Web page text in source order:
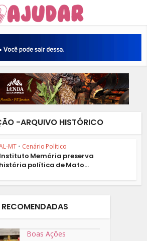
-ARQUIVO HISTÓRICO
MT • Cenário Político
Instituto Memória preserva
história política de Mato...
RECOMENDADAS
Boas Ações